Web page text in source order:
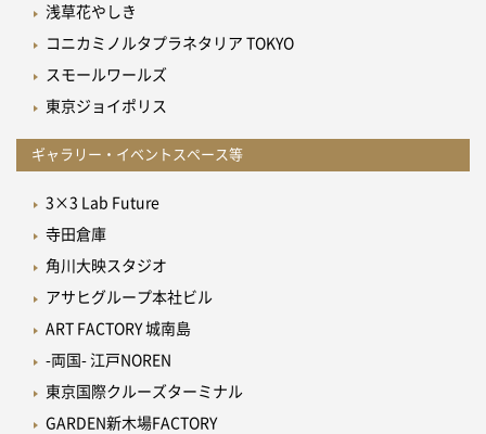
浅草花やしき
コニカミノルタプラネタリア TOKYO
スモールワールズ
東京ジョイポリス
ギャラリー・イベントスペース等
3×3 Lab Future
寺田倉庫
角川大映スタジオ
アサヒグループ本社ビル
ART FACTORY 城南島
-両国- 江戸NOREN
東京国際クルーズターミナル
GARDEN新木場FACTORY